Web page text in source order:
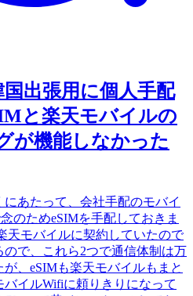
出張用に個人手配
と楽天モバイルの
が機能しなかった
あたって、会社手配のモバイ
のためeSIMを手配しておきま
天モバイルに契約していたので
で、これら2つで通信体制は万
、eSIMも楽天モバイルもまと
バイルWifiに頼りきりになって